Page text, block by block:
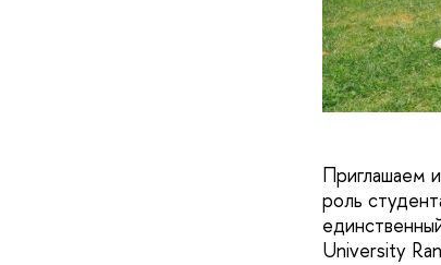
Приглашаем
роль
University